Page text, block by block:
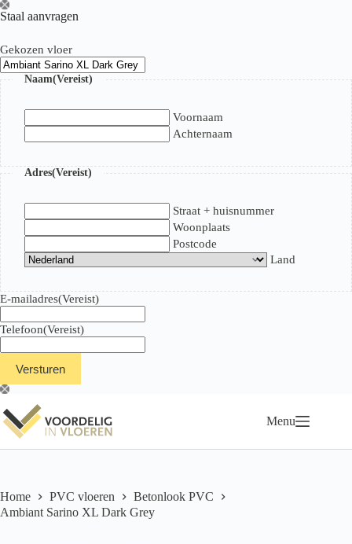
Ga
naar
inhoud
Staal aanvragen
Gekozen vloer
Naam(Vereist)
Voornaam
Achternaam
Adres(Vereist)
Straat + huisnummer
Woonplaats
Postcode
Land
E-mailadres(Vereist)
Telefoon(Vereist)
Menu
Home PVC vloeren
Betonlook PVC
Ambiant Sarino XL Dark Grey